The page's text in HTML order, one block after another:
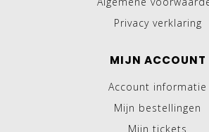
Privacy verklaring
MIJN ACCOUNT
Account informatie
Mijn bestellingen
Mijn tickets